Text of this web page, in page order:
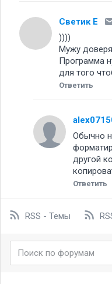
Светик Е
))))
Мужу
Программа
для того
Ответить
Обычно
другой
Ответить
RSS - Темы